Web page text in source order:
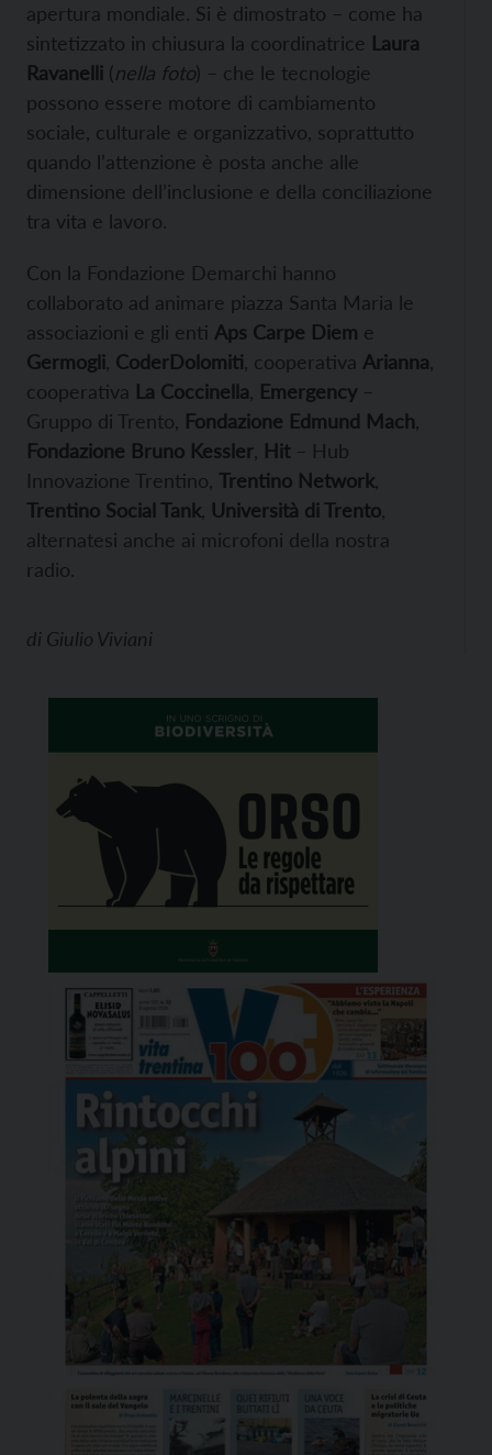
apertura mondiale. Si è dimostrato – come ha
sintetizzato in chiusura la coordinatrice Laura
Ravanelli (nella foto) – che le tecnologie
possono essere motore di cambiamento
sociale, culturale e organizzativo, soprattutto
quando l’attenzione è posta anche alle
dimensione dell’inclusione e della conciliazione
tra vita e lavoro.
Con la Fondazione Demarchi hanno
collaborato ad animare piazza Santa Maria le
associazioni e gli enti Aps Carpe Diem e
Germogli CoderDolomiti , cooperativa Arianna
cooperativa La Coccinella Emergency –
Gruppo di Trento, Fondazione Edmund Mach
Fondazione Bruno Kessler Hit– Hub
Innovazione Trentino, Trentino Network
Trentino Social Tank Università di Trento
alternatesi anche ai microfoni della nostra
radio.
di Giulio Viviani